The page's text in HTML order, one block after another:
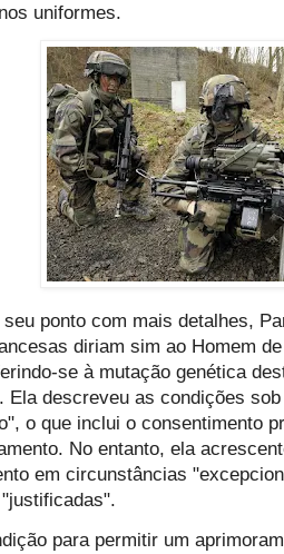
uniformes.
seu ponto com mais detalhes,
diriam sim ao Homem
se à mutação genética
Ela descreveu as condições
o que inclui o consentimento
No entanto, ela
em circunstâncias
para permitir um